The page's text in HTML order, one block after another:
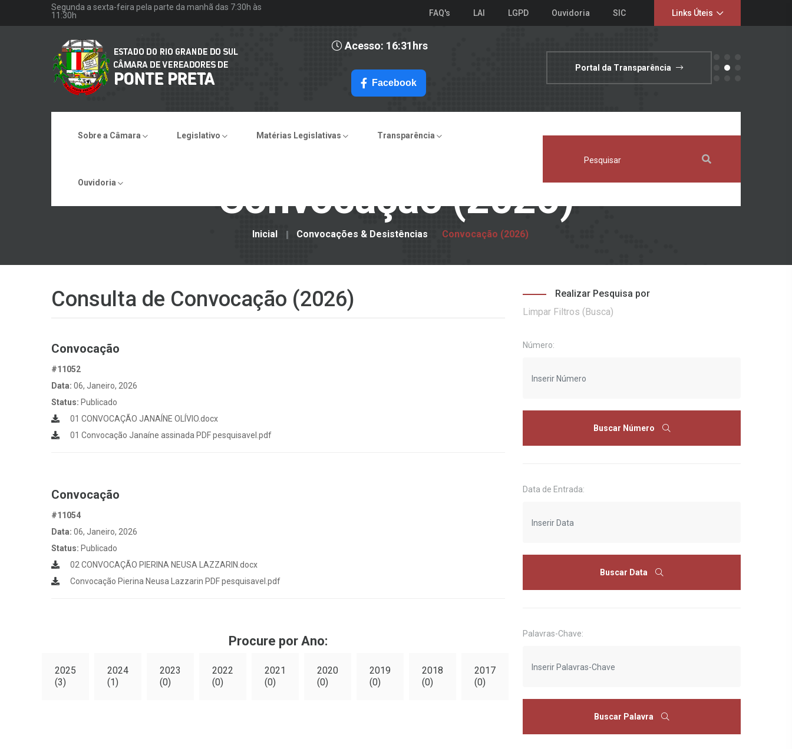
Segunda a sexta-feira pela parte da manhã das 7:30h às
11:30h
FAQ's LAI LGPD Ouvidoria SIC Links Úteis
Acesso: 16:31hrs
Facebook
Portal da Transparência
Sobre a Câmara Legislativo Matérias Legislativas Transparência
Ouvidoria Convocação (2026)
Inicial Convocações & Desistências Convocação (2026)
Consulta de Convocação (2026)
Convocação
#11052
Data: 06, Janeiro, 2026
Status: Publicado
01 CONVOCAÇÃO JANAÍNE OLÍVIO.docx
01 Convocação Janaíne assinada PDF pesquisavel.pdf
Convocação
#11054
Data: 06, Janeiro, 2026
Status: Publicado
02 CONVOCAÇÃO PIERINA NEUSA LAZZARIN.docx
Convocação Pierina Neusa Lazzarin PDF pesquisavel.pdf
Procure por Ano:
2025
(3)
2024
(1)
2023
(0)
2022
(0)
2021
(0)
2020
(0)
2019
(0)
2018
(0)
2017
(0)
Realizar Pesquisa por
Limpar Filtros (Busca)
Número:
Buscar Número
Data de Entrada:
Buscar Data
Palavras-Chave:
Buscar Palavra